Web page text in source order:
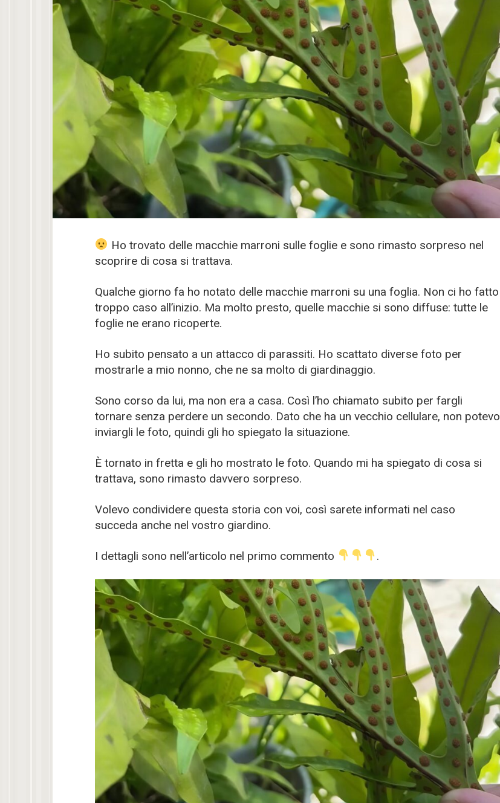
Ho trovato delle macchie marroni sulle foglie e sono rimasto sorpreso nel
scoprire di cosa si trattava.
Qualche giorno fa ho notato delle macchie marroni su una foglia. Non ci ho fatto
troppo caso all’inizio. Ma molto presto, quelle macchie si sono diffuse: tutte le
foglie ne erano ricoperte.
Ho subito pensato a un attacco di parassiti. Ho scattato diverse foto per
mostrarle a mio nonno, che ne sa molto di giardinaggio.
Sono corso da lui, ma non era a casa. Così l’ho chiamato subito per fargli
tornare senza perdere un secondo. Dato che ha un vecchio cellulare, non potevo
inviargli le foto, quindi gli ho spiegato la situazione.
È tornato in fretta e gli ho mostrato le foto. Quando mi ha spiegato di cosa si
trattava, sono rimasto davvero sorpreso.
Volevo condividere questa storia con voi, così sarete informati nel caso
succeda anche nel vostro giardino.
I dettagli sono nell’articolo nel primo commento .